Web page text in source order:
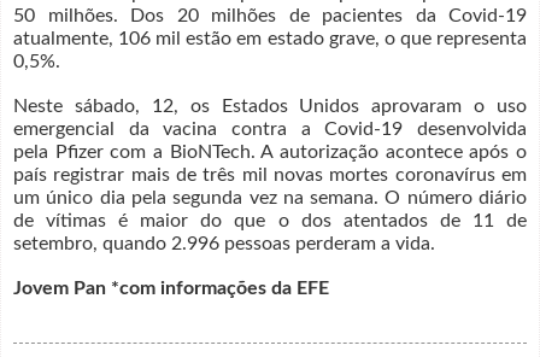
50 milhões. Dos 20 milhões de pacientes da Covid-19
atualmente, 106 mil estão em estado grave, o que representa
0,5%.
Neste sábado, 12, os Estados Unidos aprovaram o uso
emergencial da vacina contra a Covid-19 desenvolvida
pela Pfizer com a BioNTech. A autorização acontece após o
país registrar mais de três mil novas mortes coronavírus em
um único dia pela segunda vez na semana. O número diário
de vítimas é maior do que o dos atentados de 11 de
setembro, quando 2.996 pessoas perderam a vida.
Jovem Pan *com informações da EFE